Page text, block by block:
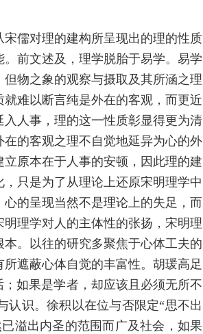
儒对理的建构所呈现出的理的性质
前文述及，理学脱胎于易学。易学
物之象的观察与摄取及其所涵之理
难以断言纯是外在的客观，而更近
人事，理的这一性质彰显得更为清
的客观之理不自觉地延异为心的外
原本在于人事的安顿，因此理的建
只是为了从理论上还原宋明理学中
的呈现当然不是理论上的失足，而
理学对人的主体性的张扬，宋明理
。以往的研究多聚焦于心体工夫的
遮蔽心体自觉的丰富性。胡瑗高足
如果是学者，却应该且必须无所不
认识。徐积以在位与否限定“思不出
溢出内圣的范围而广及社会，如果